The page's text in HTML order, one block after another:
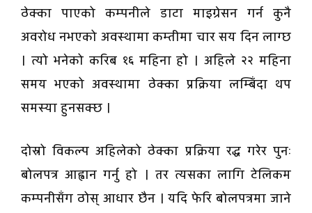
ठेक्का पाएको कम्पनीले डाटा माइग्रेसन गर्न कुनै
अवरोध नभएको अवस्थामा कम्तीमा चार सय दिन लाग्छ
। त्यो भनेको करिब १६ महिना हो । अहिले २२ महिना
समय भएको अवस्थामा ठेक्का प्रक्रिया लम्बिँदा थप
समस्या हुनसक्छ ।
दोस्रो विकल्प अहिलेको ठेक्का प्रक्रिया रद्ध गरेर पुनः
बोलपत्र आह्वान गर्नु हो । तर त्यसका लागि टेलिकम
कम्पनीसँग ठोस् आधार छैन । यदि फेरि बोलपत्रमा जाने